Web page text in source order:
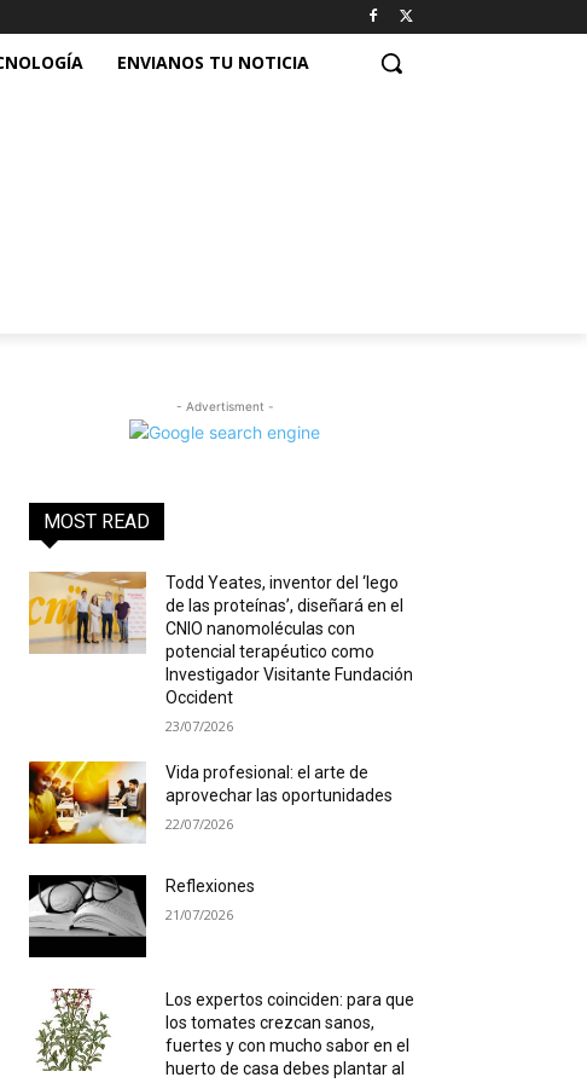
ENVIANOS TU NOTICIA
- Advertisment -
MOST READ
Todd Yeates, inventor del ‘lego
de las proteínas’, diseñará en el
CNIO nanomoléculas con
potencial terapéutico como
Investigador Visitante Fundación
Occident
23/07/2026
Vida profesional: el arte de
aprovechar las oportunidades
22/07/2026
Reflexiones
21/07/2026
Los expertos coinciden: para que
los tomates crezcan sanos,
fuertes y con mucho sabor en el
huerto de casa debes plantar al